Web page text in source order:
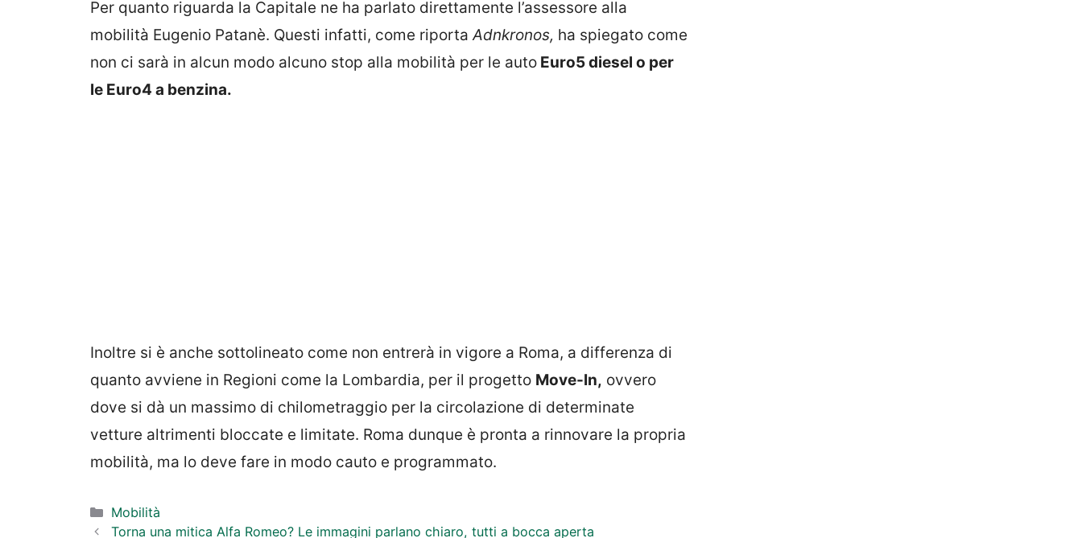
Per quanto riguarda la Capitale ne ha parlato direttamente l’assessore alla
mobilità Eugenio Patanè. Questi infatti, come riportaAdnkronos, ha spiegato come
non ci sarà in alcun modo alcuno stop alla mobilità per le auto Euro5 diesel o per
le Euro4 a benzina.
Inoltre si è anche sottolineato come non entrerà in vigore a Roma, a differenza di
quanto avviene in Regioni come la Lombardia, per il progetto Move-In, ovvero
dove si dà un massimo di chilometraggio per la circolazione di determinate
vetture altrimenti bloccate e limitate. Roma dunque è pronta a rinnovare la propria
mobilità, ma lo deve fare in modo cauto e programmato.
Categorie
Mobilità
Torna una mitica Alfa Romeo? Le immagini parlano chiaro, tutti a bocca aperta